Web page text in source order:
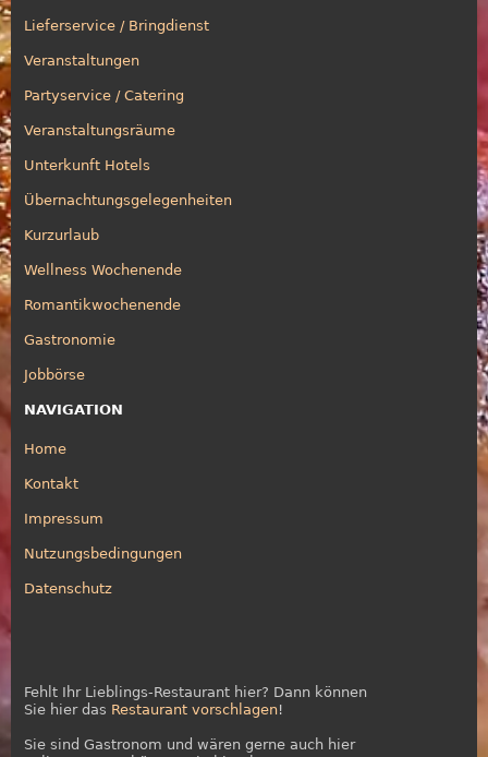
Lieferservice / Bringdienst
Veranstaltungen
Partyservice / Catering
Veranstaltungsräume
Unterkunft Hotels
Übernachtungsgelegenheiten
Kurzurlaub
Wellness Wochenende
Romantikwochenende
Gastronomie
Jobbörse
NAVIGATION
Home
Kontakt
Impressum
Nutzungsbedingungen
Datenschutz
Fehlt Ihr Lieblings-Restaurant hier? Dann können
Sie hier das Restaurant vorschlagen!
Sie sind Gastronom und wären gerne auch hier